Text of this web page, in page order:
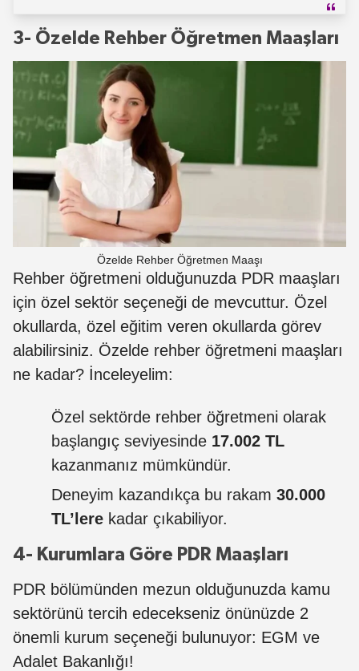
3- Özelde Rehber Öğretmen Maaşları
Özelde Rehber Öğretmen Maaşı
Rehber öğretmeni olduğunuzda PDR maaşları
için özel sektör seçeneği de mevcuttur. Özel
okullarda, özel eğitim veren okullarda görev
alabilirsiniz. Özelde rehber öğretmeni maaşları
ne kadar? İnceleyelim:
Özel sektörde rehber öğretmeni olarak
başlangıç seviyesinde 17.002 TL
kazanmanız mümkündür.
Deneyim kazandıkça bu rakam 30.000
TL’lere kadar çıkabiliyor.
4- Kurumlara Göre PDR Maaşları
PDR bölümünden mezun olduğunuzda kamu
sektörünü tercih edecekseniz önünüzde 2
önemli kurum seçeneği bulunuyor: EGM ve
Adalet Bakanlığı!